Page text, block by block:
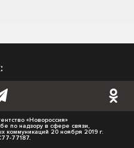
«Новороссия»
по надзору в сфере связи,
коммуникаций 20 ноября 2019 г.
77187.